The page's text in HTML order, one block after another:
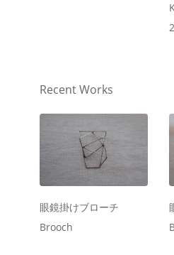
Recent Works
眼鏡掛けブローチ
Brooch